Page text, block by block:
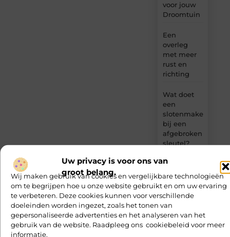
Uw privacy is voor ons van
groot belang.
Wij maken gebruik van cookies en vergelijkbare technologieën
om te begrijpen hoe u onze website gebruikt en om uw ervaring
te verbeteren. Deze cookies kunnen voor verschillende
doeleinden worden ingezet, zoals het tonen van
gepersonaliseerde advertenties en het analyseren van het
gebruik van de website. Raadpleeg ons cookiebeleid voor meer
informatie.
voor jouw
Droomtuin
Een
overleg
met meer
rust en
richting
Wat doet
een
slotenmaker
bij een
afgebroken
sleutel?
Tweedehands
bureaustoel
kopen: slim
en
voordelig